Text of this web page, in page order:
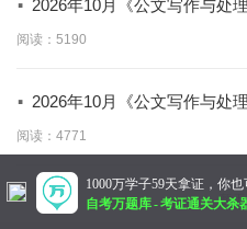
2026年10月《公文写作与处
阅读：5190
· 2026年10月《公文写作与处
阅读：4771
暂无
1000万学子59天拿证，你也
自考万题库-考证通关大杀